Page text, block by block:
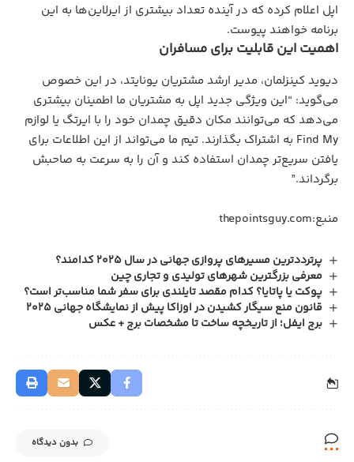
اپل اعلام کرده که در آینده تعداد بیشتری از ایرلاین‌ها به این
برنامه خواهند پیوست.
اهمیت این قابلیت برای مسافران
دیوید کینزلمان، مدیر ارشد مشتریان یونایتد، در این خصوص
می‌گوید: “این ویژگی جدید اپل به مشتریان ما اطمینان بیشتری
می‌دهد که می‌توانند مکان دقیق چمدان خود را با ایرتگ یا لوازم
Find My به اشتراک بگذارند. تیم ما می‌تواند از این اطلاعات برای
یافتن سریع‌تر چمدان استفاده کند و آن را به سرعت به صاحبش
برگرداند.”
منبع:thepointsguy.com
پرترددترین مسیرهای پروازی جهانی در سال 2025 کدامند؟
معرفی بزرگترین شهرهای تولیدی و تجاری چین
پوکت یا پاتایا؟ کدام مقصد تایلندی برای سفر شما مناسب‌تر است؟
قانون منع سیگار کشیدن در اوزاکا پیش از نمایشگاه جهانی 2025
برج ایفل؛ از تاریخچه ساخت تا مشخصات برج + عکس
بدون دیدگاه